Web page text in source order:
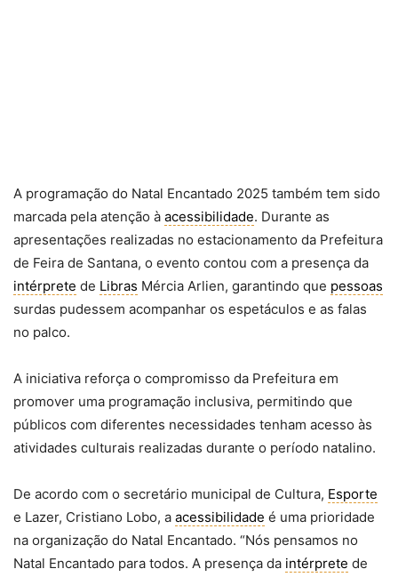
A programação do Natal Encantado 2025 também tem sido
marcada pela atenção à acessibilidade. Durante as
apresentações realizadas no estacionamento da Prefeitura
de Feira de Santana, o evento contou com a presença da
intérprete de Libras Mércia Arlien, garantindo que pessoas
surdas pudessem acompanhar os espetáculos e as falas
no palco.
A iniciativa reforça o compromisso da Prefeitura em
promover uma programação inclusiva, permitindo que
públicos com diferentes necessidades tenham acesso às
atividades culturais realizadas durante o período natalino.
De acordo com o secretário municipal de Cultura, Esporte
e Lazer, Cristiano Lobo, a acessibilidade é uma prioridade
na organização do Natal Encantado. “Nós pensamos no
Natal Encantado para todos. A presença da intérprete de